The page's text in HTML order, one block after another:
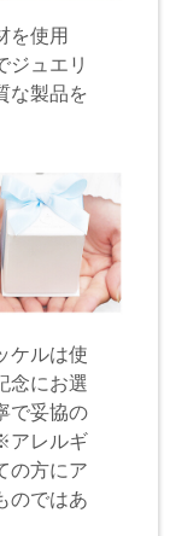
を使用
ジュエリ
な製品を
ケルは使
念にお選
で妥協の
アレルギ
の方にア
のではあ